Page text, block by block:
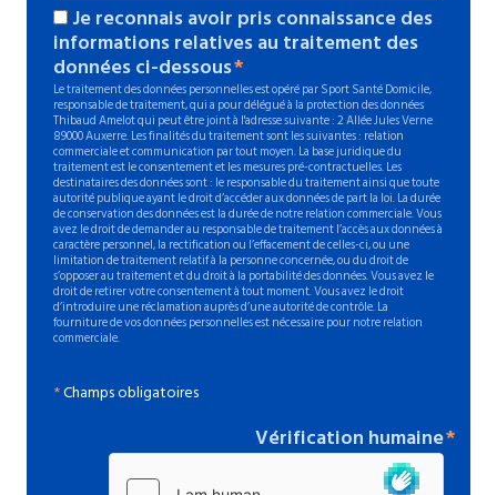
Je reconnais avoir pris connaissance des
informations relatives au traitement des
données ci-dessous
Le traitement des données personnelles est opéré par Sport Santé Domicile,
responsable de traitement, qui a pour délégué à la protection des données
Thibaud Amelot qui peut être joint à l'adresse suivante : 2 Allée Jules Verne
89000 Auxerre. Les finalités du traitement sont les suivantes : relation
commerciale et communication par tout moyen. La base juridique du
traitement est le consentement et les mesures pré-contractuelles. Les
destinataires des données sont : le responsable du traitement ainsi que toute
autorité publique ayant le droit d’accéder aux données de part la loi. La durée
de conservation des données est la durée de notre relation commerciale. Vous
avez le droit de demander au responsable de traitement l’accès aux données à
caractère personnel, la rectification ou l’effacement de celles-ci, ou une
limitation de traitement relatif à la personne concernée, ou du droit de
s’opposer au traitement et du droit à la portabilité des données. Vous avez le
droit de retirer votre consentement à tout moment. Vous avez le droit
d’introduire une réclamation auprès d’une autorité de contrôle. La
fourniture de vos données personnelles est nécessaire pour notre relation
commerciale.
*Champs obligatoires
Vérification humaine